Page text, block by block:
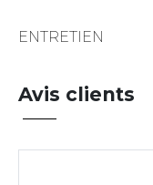
ENTRETIEN
Avis clients